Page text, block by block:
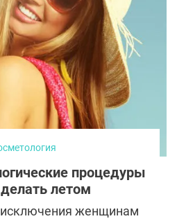
липофилингом. Что это:
процедуры или
разные операции?
процедуры
летом
женщинам